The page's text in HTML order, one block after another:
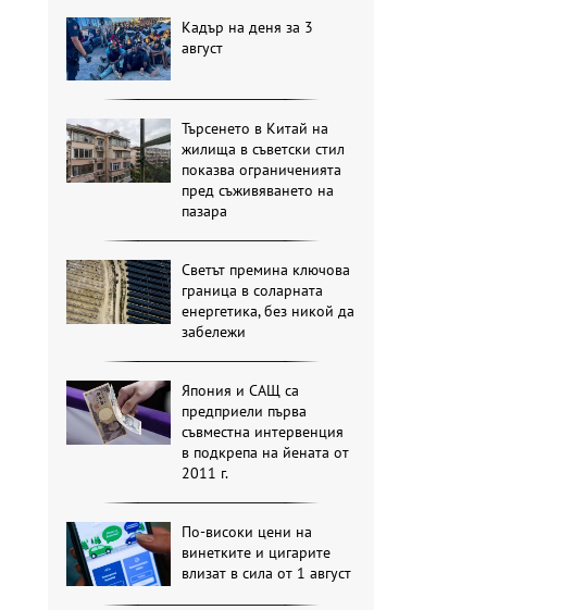
Кадър на деня за 3
август
Търсенето в Китай на
жилища в съветски стил
показва ограниченията
пред съживяването на
пазара
Светът премина ключова
граница в соларната
енергетика, без никой да
забележи
Япония и САЩ са
предприели първа
съвместна интервенция
в подкрепа на йената от
2011 г.
По-високи цени на
винетките и цигарите
влизат в сила от 1 август